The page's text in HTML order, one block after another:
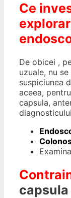
Ce
De obicei ,
uzuale, nu
suspiciunea
aceea,
capsula,